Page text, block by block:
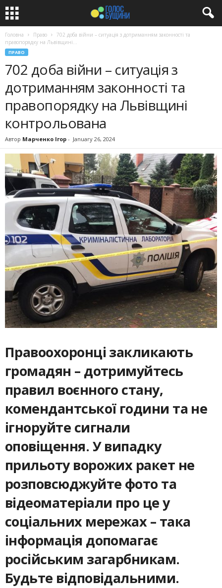
Головна Право
702 доба війни – ситуація з дотриманням законності та
правопорядку на Львівщині...
ПРАВО
702 доба війни – ситуація з
дотриманням законності та
правопорядку на Львівщині
контрольована
Автор Марченко Ігор - January 26, 2024
Правоохоронці закликають
громадян – дотримуйтесь
правил воєнного стану,
комендантської години та не
ігноруйте сигнали
оповіщення. У випадку
прильоту ворожих ракет не
розповсюджуйте фото та
відеоматеріали про це у
соціальних мережах – така
інформація допомагає
російським загарбникам.
Будьте відповідальними.